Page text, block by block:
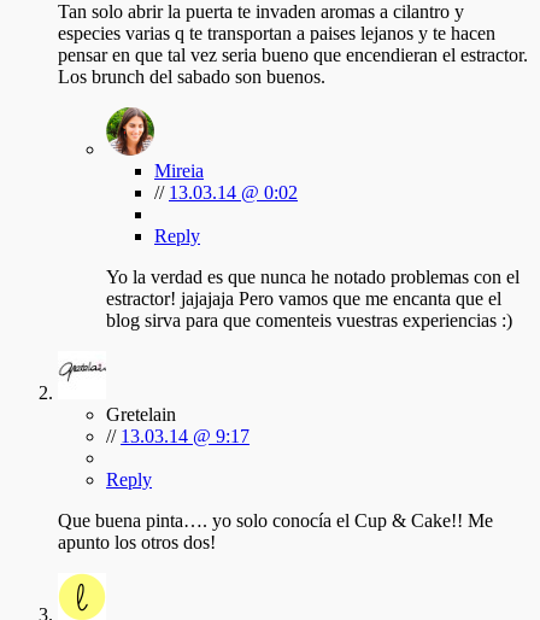
Tan solo abrir la puerta te invaden aromas a cilantro y
especies varias q te transportan a paises lejanos y te hacen
pensar en que tal vez seria bueno que encendieran el estractor.
Los brunch del sabado son buenos.
Mireia
// 13.03.14 @ 0:02
Reply
Yo la verdad es que nunca he notado problemas con el
estractor! jajajaja Pero vamos que me encanta que el
blog sirva para que comenteis vuestras experiencias :)
Gretelain
// 13.03.14 @ 9:17
Reply
Que buena pinta…. yo solo conocía el Cup & Cake!! Me
apunto los otros dos!